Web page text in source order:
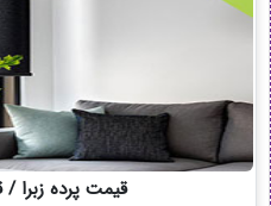
قیمت پرده زبرا